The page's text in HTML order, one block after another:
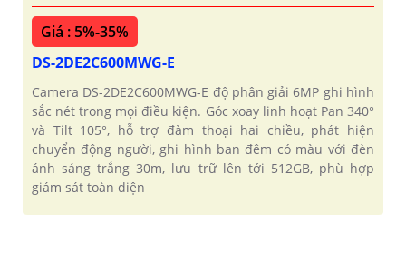
Giá : 5%-35%
DS-2DE2C600MWG-E
Camera DS-2DE2C600MWG-E độ phân giải 6MP ghi hình
sắc nét trong mọi điều kiện. Góc xoay linh hoạt Pan 340°
và Tilt 105°, hỗ trợ đàm thoại hai chiều, phát hiện
chuyển động người, ghi hình ban đêm có màu với đèn
ánh sáng trắng 30m, lưu trữ lên tới 512GB, phù hợp
giám sát toàn diện